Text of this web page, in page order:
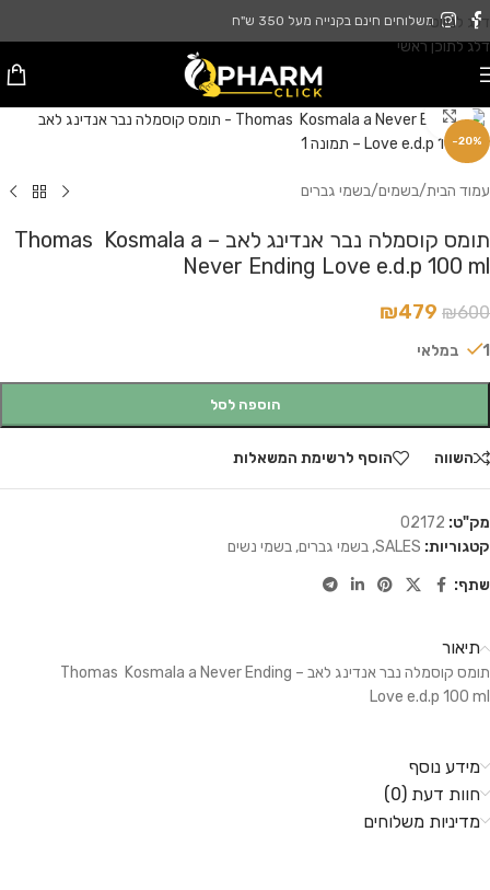
דלג לניווט
דלג לתוכן ראשי
משלוחים חינם בקנייה מעל 350 ש"ח
-20%
לחץ להגדלה
עמוד הבית/בשמים/בשמי גברים
תומס קוסמלה נבר אנדינג לאב – Thomas Kosmala a
Never Ending Love e.d.p 100 ml
₪600
₪479
1 במלאי
הוספה לסל
השווה הוסף לרשימת המשאלות
מק"ט: 02172
קטגוריות: SALES
, בשמי גברים, בשמי נשים
שתף:
תיאור
תומס קוסמלה נבר אנדינג לאב – Thomas Kosmala a Never Ending
Love e.d.p 100 ml
מידע נוסף
חוות דעת (0)
מדיניות משלוחים